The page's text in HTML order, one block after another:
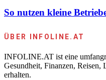
So nutzen kleine
ÜBER INFOLINE.AT
INFOLINE.AT ist eine
Gesundheit, Finanzen, Reisen,
erhalten.